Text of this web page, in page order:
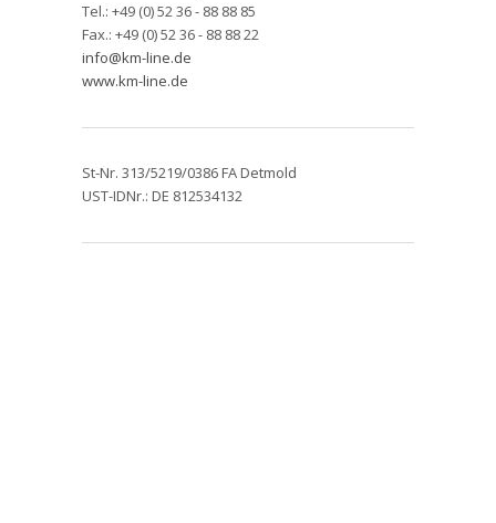
Tel.: +49 (0) 52 36 - 88 88 85
Fax.: +49 (0) 52 36 - 88 88 22
info@km-line.de
www.km-line.de
St-Nr. 313/5219/0386 FA Detmold
UST-IDNr.: DE 812534132